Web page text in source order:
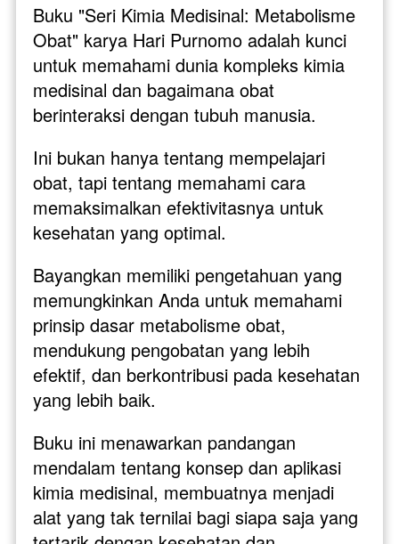
Buku "Seri Kimia Medisinal: Metabolisme
Obat" karya Hari Purnomo adalah kunci
untuk memahami dunia kompleks kimia
medisinal dan bagaimana obat
berinteraksi dengan tubuh manusia.
Ini bukan hanya tentang mempelajari
obat, tapi tentang memahami cara
memaksimalkan efektivitasnya untuk
kesehatan yang optimal.
Bayangkan memiliki pengetahuan yang
memungkinkan Anda untuk memahami
prinsip dasar metabolisme obat,
mendukung pengobatan yang lebih
efektif, dan berkontribusi pada kesehatan
yang lebih baik.
Buku ini menawarkan pandangan
mendalam tentang konsep dan aplikasi
kimia medisinal, membuatnya menjadi
alat yang tak ternilai bagi siapa saja yang